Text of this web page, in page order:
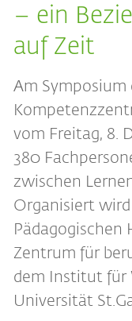
– ein
auf Zeit
Am
vom Freitag, 8.
380
zwischen
Organisiert
Pädagogischen
Zentrum für
dem Institut für
Universität